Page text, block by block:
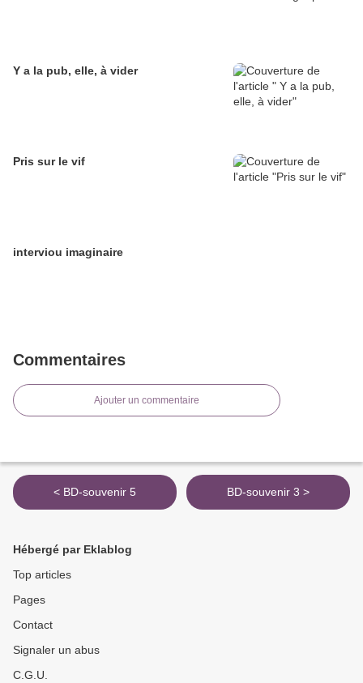
Y a la pub, elle, à vider
Pris sur le vif
interviou imaginaire
Commentaires
Ajouter un commentaire
< BD-souvenir 5 BD-souvenir 3 >
Hébergé par Eklablog
Top articles
Pages
Contact
Signaler un abus
C.G.U.